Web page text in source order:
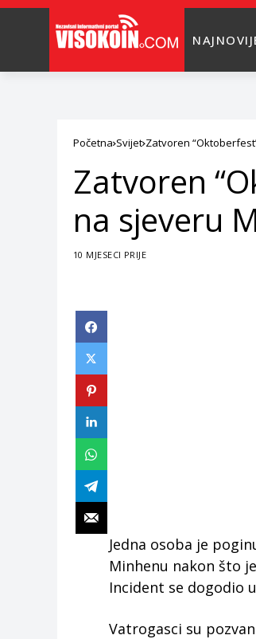
Početna Svijet Zatvoren
Zatvoren
na sjeveru
10 MJESECI PRIJE
Jedna osoba je
Minhenu nakon što
Incident se dogodio
Vatrogasci su